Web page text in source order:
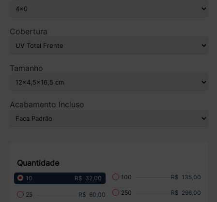
Cobertura
Tamanho
Acabamento Incluso
Quantidade
10 R$ 32,00
25 R$ 60,00
100 R$ 135,00
250 R$ 296,00